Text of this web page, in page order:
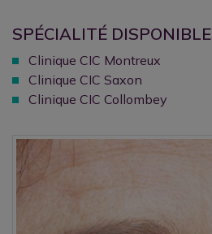
SPÉCIALITÉ DISPONIBLE
Clinique CIC Montreux
Clinique CIC Saxon
Clinique CIC Collombey